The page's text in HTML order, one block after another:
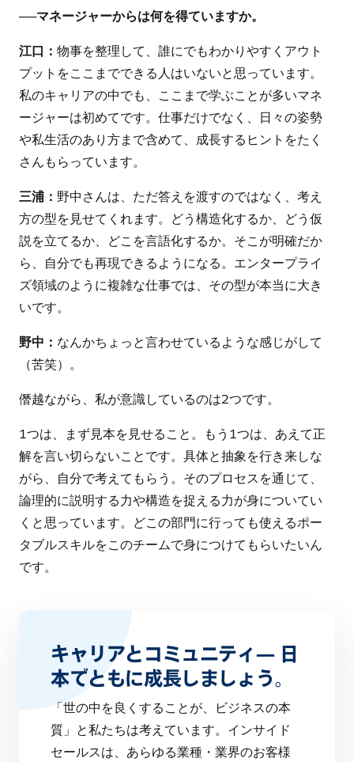
──マネージャーからは何を得ていますか。
江口：物事を整理して、誰にでもわかりやすくアウト
プットをここまでできる人はいないと思っています。
私のキャリアの中でも、ここまで学ぶことが多いマネ
ージャーは初めてです。仕事だけでなく、日々の姿勢
や私生活のあり方まで含めて、成長するヒントをたく
さんもらっています。
三浦：野中さんは、ただ答えを渡すのではなく、考え
方の型を見せてくれます。どう構造化するか、どう仮
説を立てるか、どこを言語化するか。そこが明確だか
ら、自分でも再現できるようになる。エンタープライ
ズ領域のように複雑な仕事では、その型が本当に大き
いです。
野中： なんかちょっと言わせているような感じがして
（苦笑）。
僭越ながら、私が意識しているのは2つです。
1つは、まず見本を見せること。もう1つは、あえて正
解を言い切らないことです。具体と抽象を行き来しな
がら、自分で考えてもらう。そのプロセスを通じて、
論理的に説明する力や構造を捉える力が身についてい
くと思っています。どこの部門に行っても使えるポー
タブルスキルをこのチームで身につけてもらいたいん
です。
キャリアとコミュニティ— 日
本でともに成長しましょう。
「世の中を良くすることが、ビジネスの本
質」と私たちは考えています。インサイド
セールスは、あらゆる業種・業界のお客様